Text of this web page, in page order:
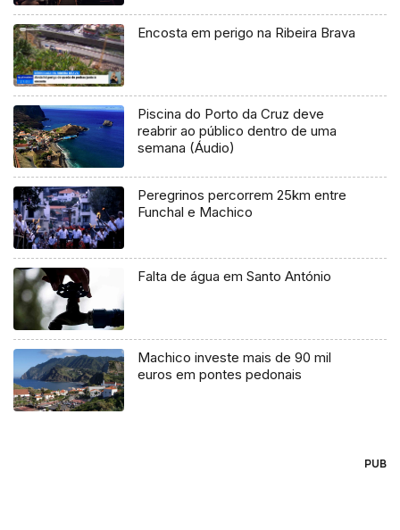
Encosta em perigo na Ribeira Brava
Piscina do Porto da Cruz deve
reabrir ao público dentro de uma
semana (Áudio)
Peregrinos percorrem 25km entre
Funchal e Machico
Falta de água em Santo António
Machico investe mais de 90 mil
euros em pontes pedonais
PUB